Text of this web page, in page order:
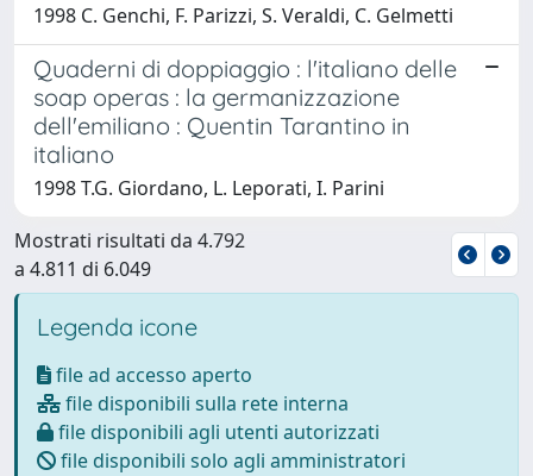
1998 C. Genchi, F. Parizzi, S. Veraldi, C. Gelmetti
Quaderni di doppiaggio : l'italiano delle
soap operas : la germanizzazione
dell'emiliano : Quentin Tarantino in
italiano
1998 T.G. Giordano, L. Leporati, I. Parini
Mostrati risultati da 4.792
a 4.811 di 6.049
Legenda icone
file ad accesso aperto
file disponibili sulla rete interna
file disponibili agli utenti autorizzati
file disponibili solo agli amministratori